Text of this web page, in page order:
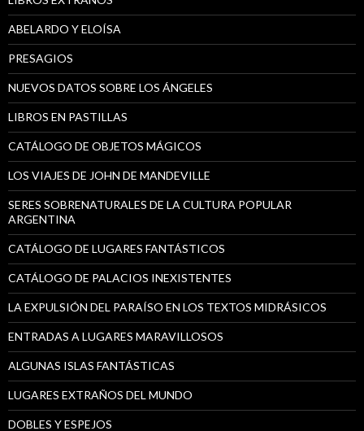
ABELARDO Y ELOÍSA
PRESAGIOS
NUEVOS DATOS SOBRE LOS ÁNGELES
LIBROS EN PASTILLAS
CATÁLOGO DE OBJETOS MÁGICOS
LOS VIAJES DE JOHN DE MANDEVILLE
SERES SOBRENATURALES DE LA CULTURA POPULAR
ARGENTINA
CATÁLOGO DE LUGARES FANTÁSTICOS
CATÁLOGO DE PALACIOS INEXISTENTES
LA EXPULSIÓN DEL PARAÍSO EN LOS TEXTOS MIDRÁSICOS
ENTRADAS A LUGARES MARAVILLOSOS
ALGUNAS ISLAS FANTÁSTICAS
LUGARES EXTRAÑOS DEL MUNDO
DOBLES Y ESPEJOS